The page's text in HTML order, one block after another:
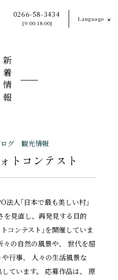
0266-58-3434
[9:00-18:00]
Language
新着情報
トコンテスト
グ 観光情報
法人｢日本で最も美しい村｣
を見直し、再発見する目的
コンテスト｣を開催していま
々の自然の風景や、 世代を超
行事、 人々の生活風景な
ています。 応募作品は、 原